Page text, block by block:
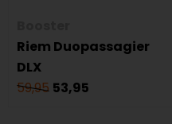
Riem Duopassagier
DLX
59,95 53,95